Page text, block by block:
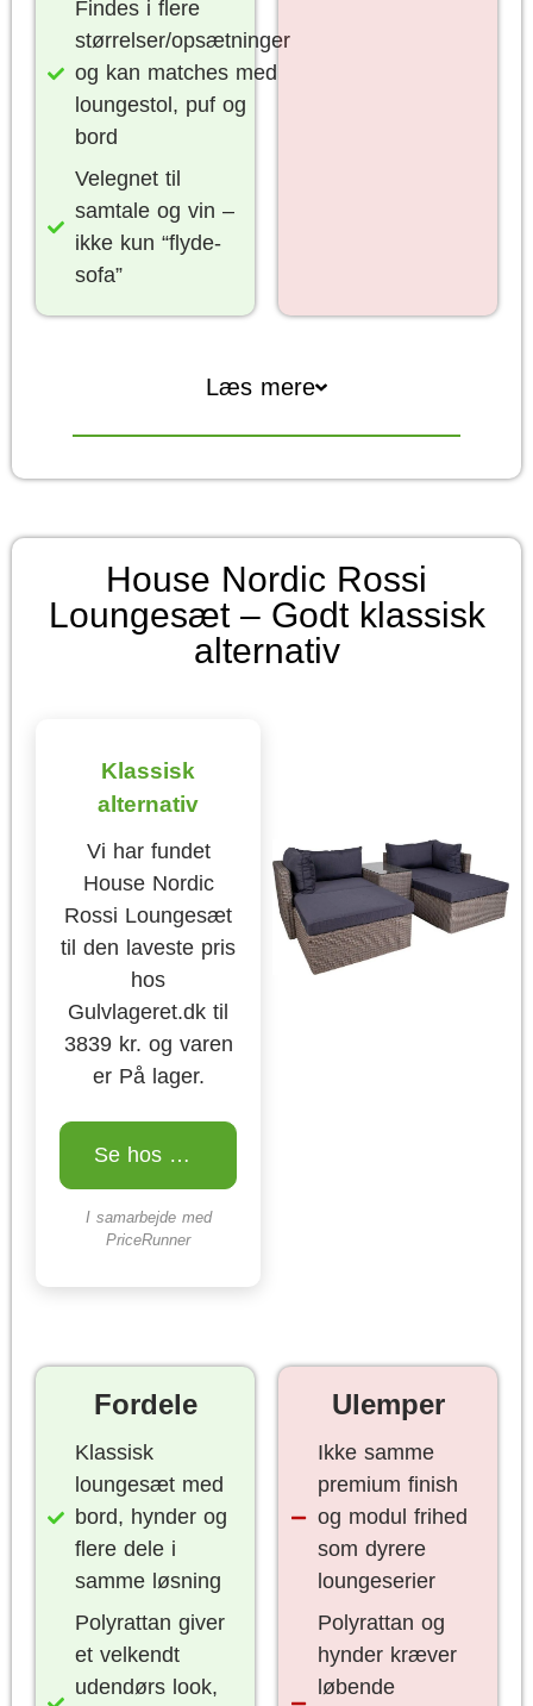
Findes i flere
størrelser/opsætninger
og kan matches med
loungestol, puf og
bord
Velegnet til
samtale og vin –
ikke kun “flyde-
sofa”
Læs mere
House Nordic Rossi
Loungesæt – Godt klassisk
alternativ
Klassisk
alternativ
Vi har fundet
House Nordic
Rossi Loungesæt
til den laveste pris
hos
Gulvlageret.dk til
3839 kr. og varen
er På lager.
Se hos Gulvlageret.dk
I samarbejde med
PriceRunner
Fordele
Klassisk
loungesæt med
bord, hynder og
flere dele i
samme løsning
Polyrattan giver
et velkendt
udendørs look,
Ulemper
Ikke samme
premium finish
og modul frihed
som dyrere
loungeserier
Polyrattan og
hynder kræver
løbende